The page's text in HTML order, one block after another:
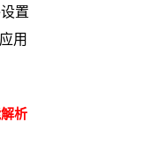
置
用
析